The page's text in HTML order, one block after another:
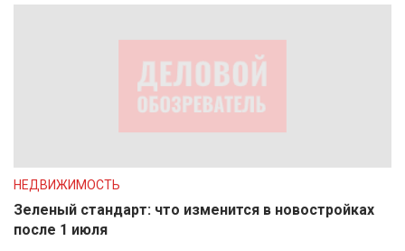
НЕДВИЖИМОСТЬ
Зеленый стандарт: что изменится в новостройках
после 1 июля